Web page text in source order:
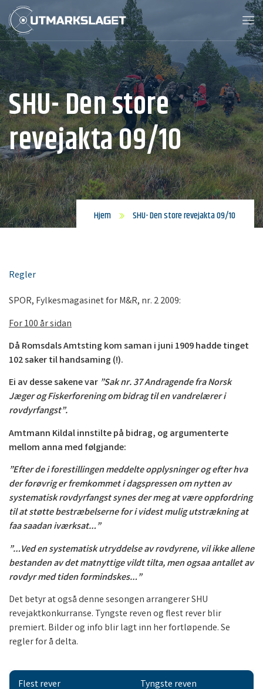
SHU- Den store
revejakta 09/10
Hjem SHU- Den store revejakta 09/10
Regler
SPOR, Fylkesmagasinet for M&R, nr. 2 2009:
For 100 år sidan
Då Romsdals Amtsting kom saman i juni 1909 hadde tinget
102 saker til handsaming (!).
Ei av desse sakene var ”Sak nr. 37 Andragende fra Norsk
Jæger og Fiskerforening om bidrag til en vandrelærer i
rovdyrfangst”.
Amtmann Kildal innstilte på bidrag, og argumenterte
mellom anna med følgjande:
”Efter de i forestillingen meddelte opplysninger og efter hva
der forøvrig er fremkommet i dagspressen om nytten av
systematisk rovdyrfangst synes der meg at være oppfordring
til at støtte bestræbelserne for i videst mulig utstrækning at
faa saadan iværksat…”
”…Ved en systematisk utryddelse av rovdyrene, vil ikke allene
bestanden av det matnyttige vildt tilta, men ogsaa antallet av
rovdyr med tiden formindskes…”
Det betyr at også denne sesongen arrangerer SHU
revejaktkonkurranse. Tyngste reven og flest rever blir
premiert. Bilder og info blir lagt inn her fortløpende. Se
regler for å delta.
Flest rever Tyngste reven